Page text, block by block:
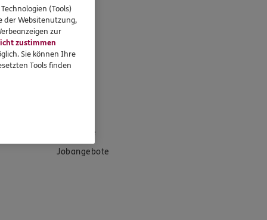
Standorte
Jobangebote
(Tools)
der Websitenutzung,
zur
zustimmen
Sie können Ihre
Tools finden